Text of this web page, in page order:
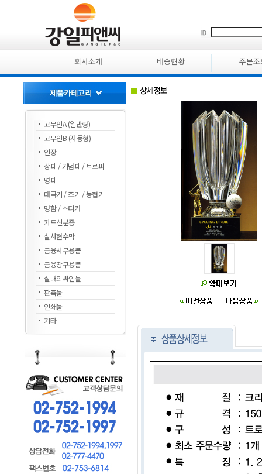
회사소개 배송현황 주문조
고무인A (일반형)
고무인B (자동형)
인장
상패 / 기념패 / 트로피
명패
태극기 / 조기 / 농협기
명함 / 스티커
카드신분증
실사현수막
금융사무용품
금융창구용품
실내외싸인물
판촉물
인쇄물
기타